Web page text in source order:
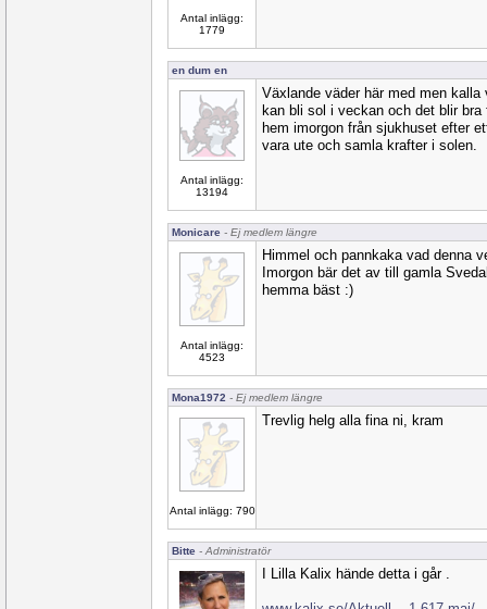
Antal inlägg:
1779
en dum en
Antal inlägg:
13194
Växlande väder här med men
kan bli sol i veckan och det blir
hem imorgon från sjukhuset efter
vara ute och samla krafter i solen.
Monicare - Ej medlem längre
Antal inlägg:
4523
Himmel och pannkaka vad denna
Imorgon bär det av till gamla
hemma bäst :)
Mona1972 - Ej medlem längre
Antal inlägg: 790
Trevlig helg alla fina ni, kram
Bitte - Administratör
I Lilla Kalix hände detta i går .